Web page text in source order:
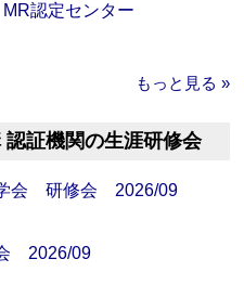
認定センター
もっと見る »
証機関の生涯研修会
学会 研修会 2026/09
2026/09